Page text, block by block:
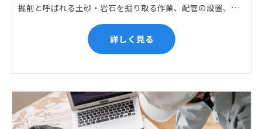
掘削と呼ばれる土砂・岩石を掘り取る作業、配管の設置、埋戻しの順に手作業と機械作業の併用をして行います。また、作業に使用する管材料の運搬作業も、機械と手作業にて行っています。
詳しく見る